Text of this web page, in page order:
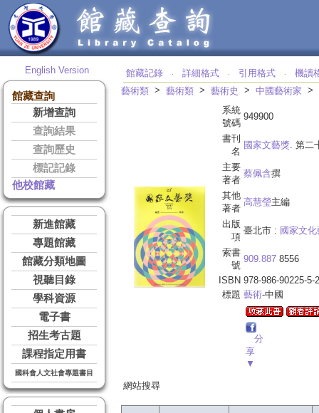
English Version
館藏查詢
新增查詢
查詢結果
查詢歷史
標記記錄
他校館藏
新進館藏
專題館藏
館藏分類地圖
視聽目錄
學科資源
電子書
招生考古題
課程指定用書
國科會人文社會專題書目
館藏記錄 ‧ 詳細格式 ‧ 引用格式 ‧
機讀
藝術類 > 藝術類 > 藝術史 > 中國藝術家 >
系統
號碼
949900
書刊
名
國家文藝獎. 第二
主要
著者
蔡佩含撰
其他
著者
高慧瑩主編
出版
項
臺北市 : 國家文
索書
號
909.887 8556
ISBN 978-986-90225-5-2
標題 藝術-中國
分
享
▼
網站搜尋